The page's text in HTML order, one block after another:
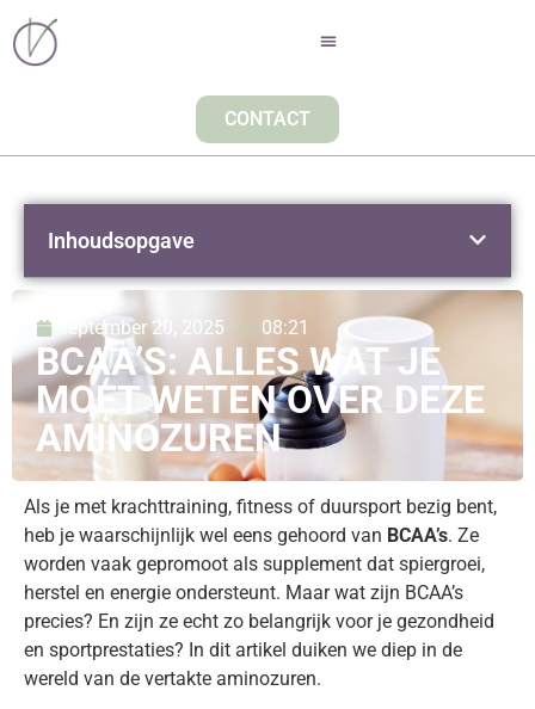
CONTACT
september 20, 2025 08:21
BCAA’S: ALLES WAT JE
MOET WETEN OVER DEZE
AMINOZUREN
Als je met krachttraining, fitness of duursport bezig bent,
heb je waarschijnlijk wel eens gehoord van BCAA’s. Ze
worden vaak gepromoot als supplement dat spiergroei,
herstel en energie ondersteunt. Maar wat zijn BCAA’s
precies? En zijn ze echt zo belangrijk voor je gezondheid
en sportprestaties? In dit artikel duiken we diep in de
wereld van de vertakte aminozuren.
Inhoudsopgave